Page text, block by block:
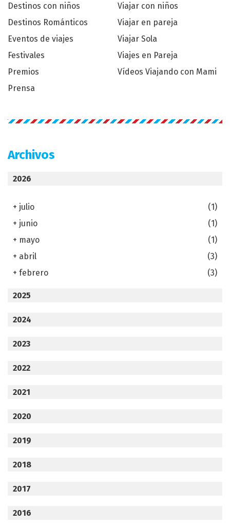
Destinos con niños
Destinos Románticos
Eventos de viajes
Festivales
Premios
Prensa
Viajar con niños
Viajar en pareja
Viajar Sola
Viajes en Pareja
Vídeos Viajando con Mami
Archivos
2026
+ julio
(1)
+ junio
(1)
+ mayo
(1)
+ abril
(3)
+ febrero (3)
2025
2024
2023
2022
2021
2020
2019
2018
2017
2016